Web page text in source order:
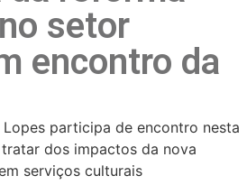
setor
encontro da
participa de encontro nesta
dos impactos da nova
serviços culturais